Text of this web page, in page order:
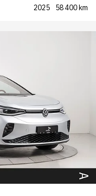
2025 58 400 km